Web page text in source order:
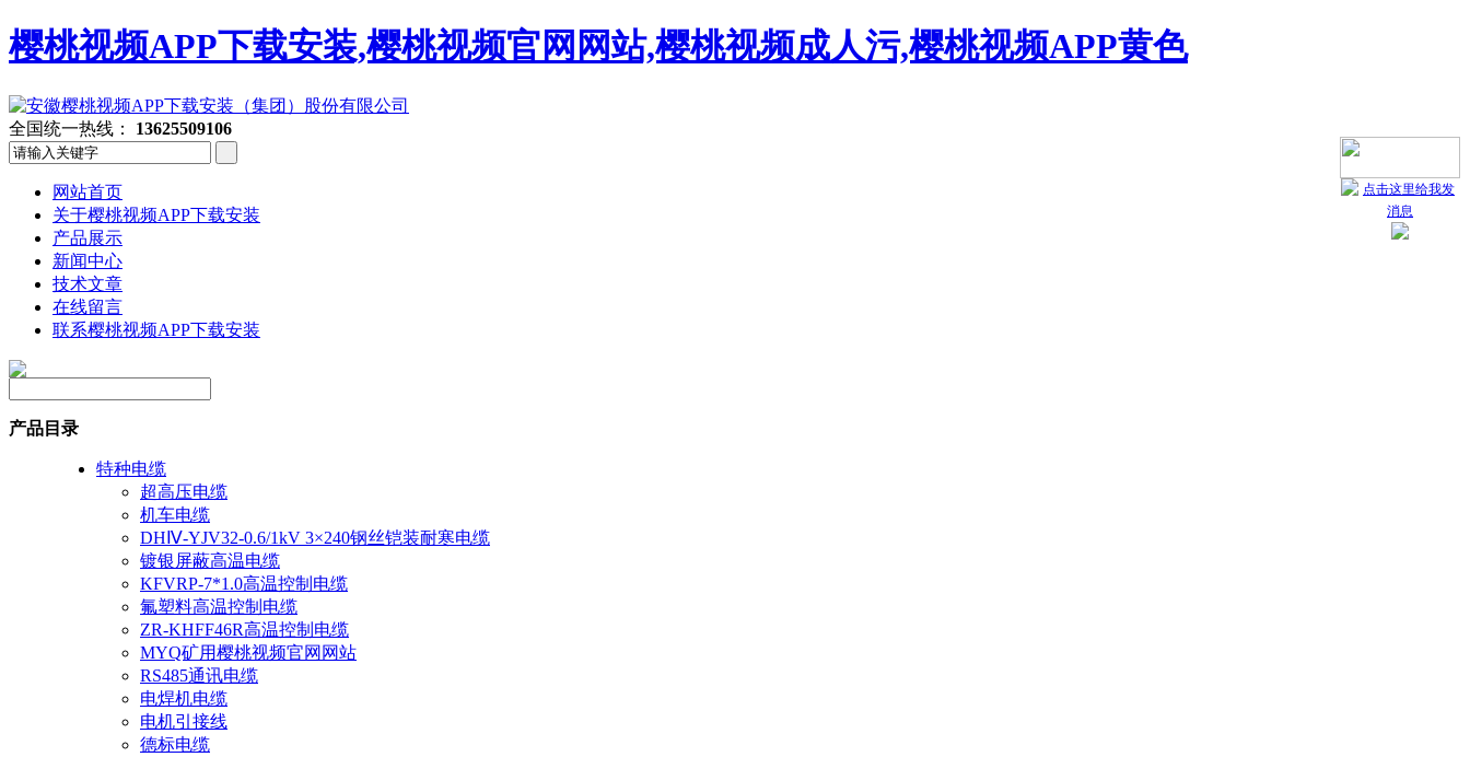
樱桃视频APP下载安装,樱桃视频官网网站,樱桃视频成人污,樱桃视频APP黄色
全国统一热线： 13625509106
网站首页
关于樱桃视频APP下载安装
产品展示
新闻中心
技术文章
在线留言
联系樱桃视频APP下载安装
产品目录
特种电缆
超高压电缆
机车电缆
DHⅣ-YJV32-0.6/1kV 3×240钢丝铠装耐寒电缆
镀银屏蔽高温电缆
KFVRP-7*1.0高温控制电缆
氟塑料高温控制电缆
ZR-KHFF46R高温控制电缆
MYQ矿用樱桃视频官网网站
RS485通讯电缆
电焊机电缆
电机引接线
德标电缆